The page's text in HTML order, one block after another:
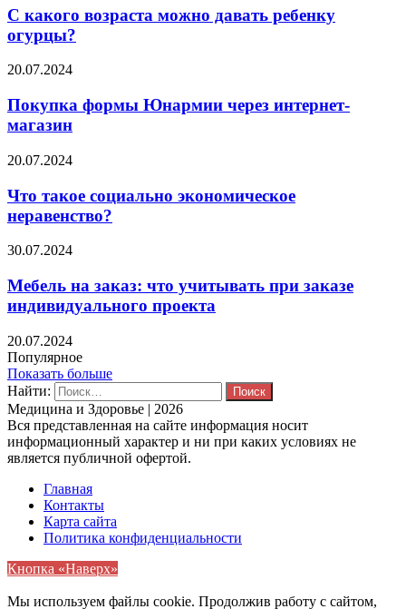
С какого возраста можно давать ребенку
огурцы?
20.07.2024
Покупка формы Юнармии через интернет-
магазин
20.07.2024
Что такое социально экономическое
неравенство?
30.07.2024
Мебель на заказ: что учитывать при заказе
индивидуального проекта
20.07.2024
Популярное
Показать больше
Найти:
Медицина и Здоровье | 2026
Вся представленная на сайте информация носит
информационный характер и ни при каких условиях не
является публичной офертой.
Главная
Контакты
Карта сайта
Политика конфиденциальности
Кнопка «Наверх»
Мы используем файлы cookie. Продолжив работу с сайтом,